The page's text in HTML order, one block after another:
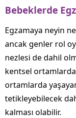
Bebeklerde
Egzamaya neyin
ancak genler rol
nezlesi de dahil
kentsel ortamlarda
ortamlarda
tetikleyebilecek
kalması olabilir.